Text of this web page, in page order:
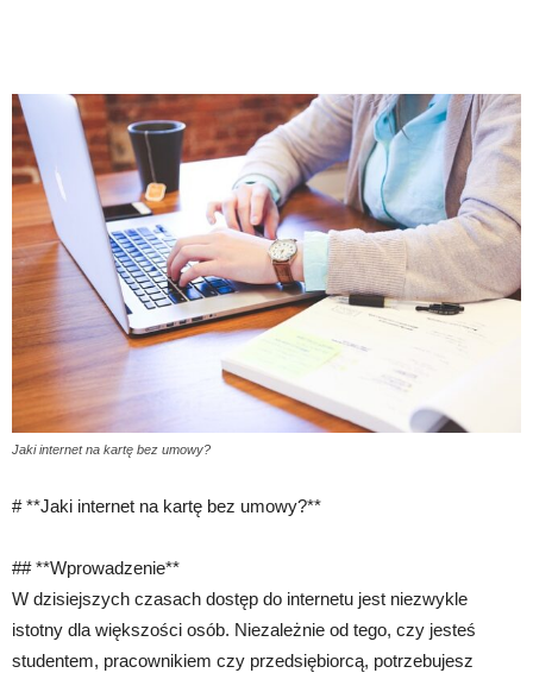
Jaki internet na kartę bez umowy?
# **Jaki internet na kartę bez umowy?**
## **Wprowadzenie**
W dzisiejszych czasach dostęp do internetu jest niezwykle
istotny dla większości osób. Niezależnie od tego, czy jesteś
studentem, pracownikiem czy przedsiębiorcą, potrzebujesz